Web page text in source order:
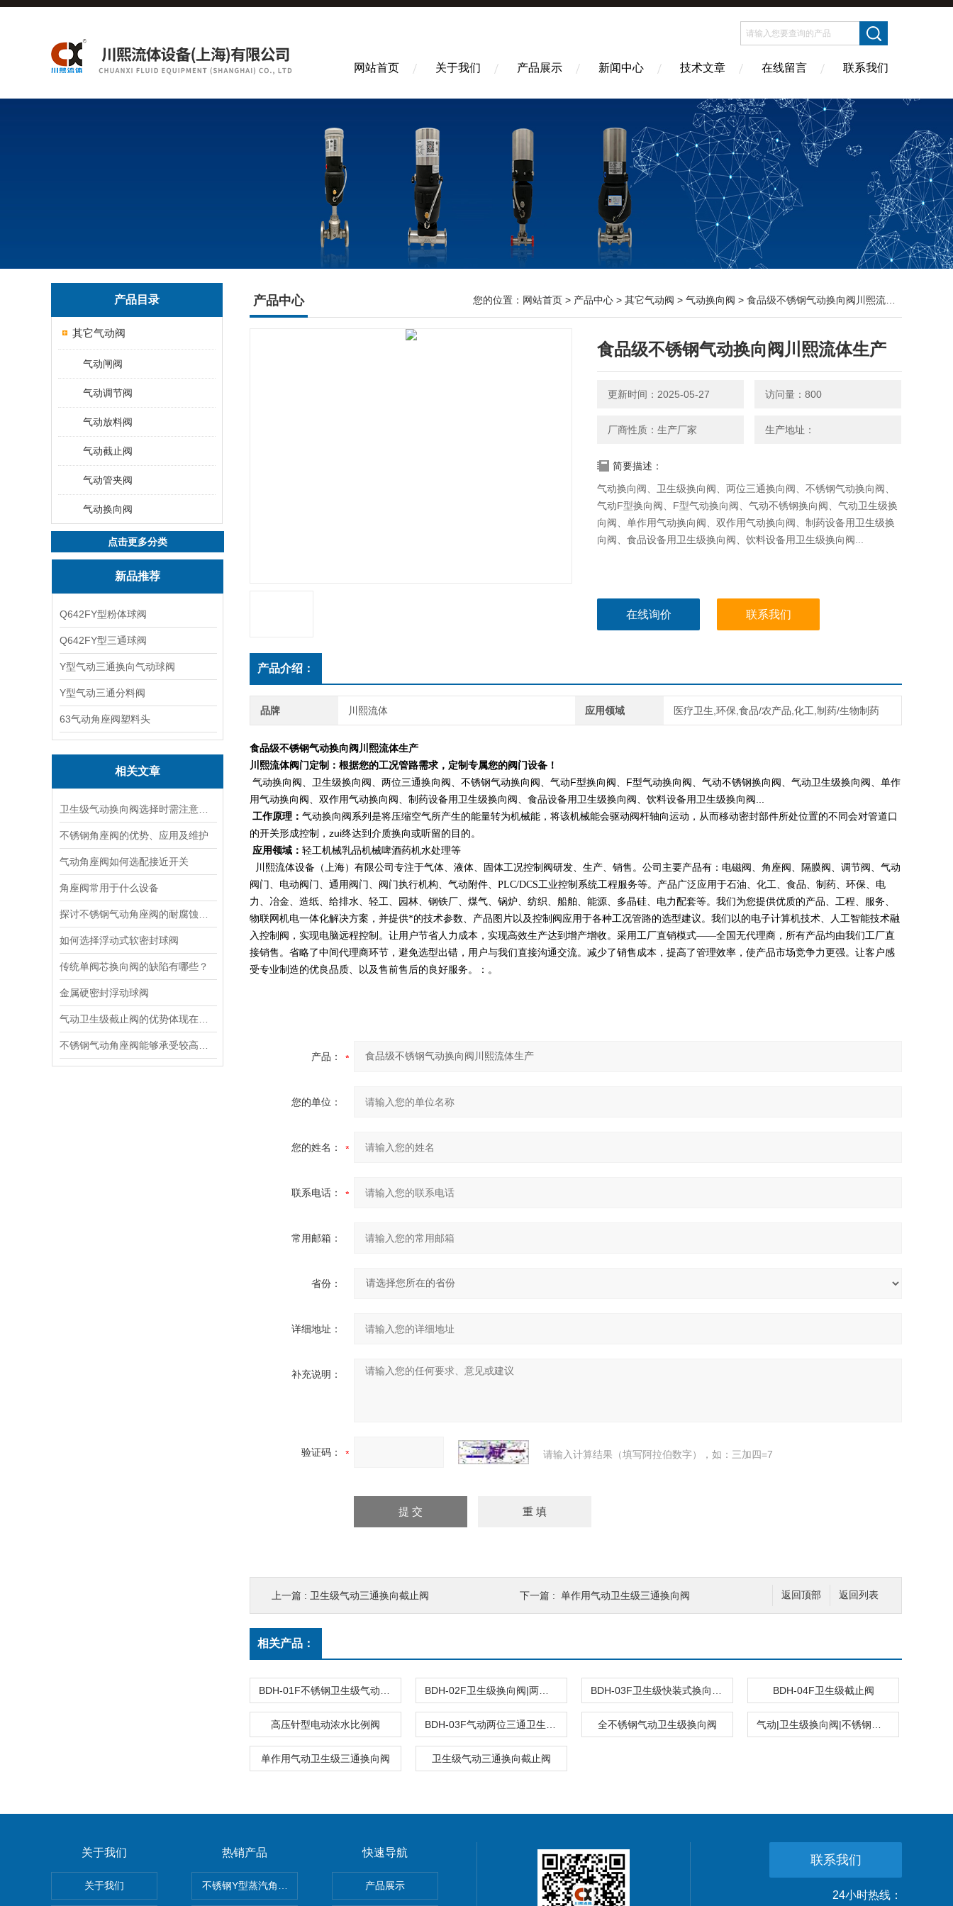
网站首页 关于我们 产品展示 新闻中心 技术文章 在线留言 联系我们
产品目录
其它气动阀
气动闸阀
气动调节阀
气动放料阀
气动截止阀
气动管夹阀
气动换向阀
点击更多分类
新品推荐
Q642FY型粉体球阀
Q642FY型三通球阀
Y型气动三通换向气动球阀
Y型气动三通分料阀
63气动角座阀塑料头
相关文章
不锈钢角座阀的优势、应用及维护
气动角座阀如何选配接近开关
角座阀常用于什么设备
如何选择浮动式软密封球阀
传统单阀芯换向阀的缺陷有哪些？
金属硬密封浮动球阀
产品中心 您的位置： 网站首页 > 产品中心 > 其它气动阀 > 气动换向阀 > 食品级不锈钢气动换向阀川熙流体生产
食品级不锈钢气动换向阀川熙流体生产
更新时间：2025-05-27 访问量：800
厂商性质：生产厂家 生产地址：
简要描述：
气动换向阀、卫生级换向阀、两位三通换向阀、不锈钢气动换向阀、
气动F型换向阀、F型气动换向阀、气动不锈钢换向阀、气动卫生级换
向阀、单作用气动换向阀、双作用气动换向阀、制药设备用卫生级换
向阀、食品设备用卫生级换向阀、饮料设备用卫生级换向阀...
在线询价 联系我们
产品介绍：
品牌 川熙流体 应用领域 医疗卫生,环保,食品/农产品,化工,制药/生物制药
食品级不锈钢气动换向阀川熙流体生产
川熙流体阀门定制：根据您的工况管路需求，定制专属您的阀门设备！
气动换向阀、卫生级换向阀、两位三通换向阀、不锈钢气动换向阀、气动F型换向阀、F型气动换向阀、气动不锈钢换向阀、气动卫生级换向阀、单作
用气动换向阀、双作用气动换向阀、制药设备用卫生级换向阀、食品设备用卫生级换向阀、饮料设备用卫生级换向阀...
工作原理： 气动换向阀系列是将压缩空气所产生的能量转为机械能，将该机械能会驱动阀杆轴向运动，从而移动密封部件所处位置的不同会对管道口
的开关形成控制，zui终达到介质换向或听留的目的。
应用领域： 轻工机械乳品机械啤酒药机水处理等
川熙流体设备（上海）有限公司专注于气体、液体、固体工况控制阀研发、 生产、销售。公司主要产品有：电磁阀、角座阀、隔膜阀、调节阀、气动
阀门、电动阀门、通用阀门、阀门执行机构、气动附件、 PLC/DCS工业控制系统工程服务等。产品广泛应用于石油、化工、食品、制药、环保、电
力、冶金、造纸、给排水、轻工、园林、钢铁厂、煤气、锅炉、纺织、船舶、能源、多晶硅、电力配套等。 我们为您提供优质的产品、工程、服务、
物联网 机电一体化解决方案 ， 并提供*的技术参数、产品图片以及控制阀应用于各种工况管路的选型建议。我们以的电子计算机技术、人工智能技术融
入控制阀，实现电脑远程控制 。 让用户节省人力成本，实现高效生产达到增产增收。 采用工厂直销模式——全国无代理商，所有产品均由我们工厂直
接销售。省略了中间代理商环节，避免选型出错，用户与我们直接沟通交流。减少了销售成本，提高了管理效率，使产品市场竞争力更强。让客户感
受专业制造的优良品质、以及售前售后的良好服务。：。
产品：
您的单位：
您的姓名：
联系电话：
常用邮箱：
省份：
详细地址：
补充说明：
验证码： 请输入计算结果（填写阿拉伯数字），如：三加四=7
返回列表
返回顶部
上一篇 : 卫生级气动三通换向截止阀 下一篇 : 单作用气动卫生级三通换向阀
相关产品：
BDH-04F卫生级截止阀
高压针型电动浓水比例阀 全不锈钢气动卫生级换向阀
单作用气动卫生级三通换向阀 卫生级气动三通换向截止阀
关于我们
关于我们
热销产品
不锈钢Y型蒸汽角座阀
快速导航
产品展示
联系我们
24小时热线：